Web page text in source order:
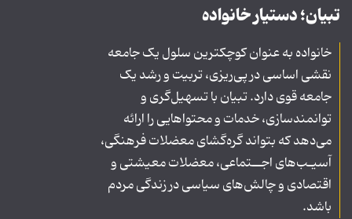
تبیان؛ دستیار خانواده
خانواده به عنوان کوچکترین سلول یک جامعه
نقشی اساسی در پی‌ریزی، تربیت و رشد یک
جامعه قوی دارد. تبیان با تسهیل‌گری و
توانمندسازی، خدمات و محتواهایی را ارائه
می‌دهد که بتواند گره‌گشای معضلات فرهنگی،
آسیـب‌های اجــتماعی، معضلات معیشتی و
اقتصادی و چالش‌های سیاسی در زندگی مردم
باشد.